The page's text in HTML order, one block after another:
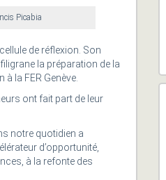
Picabia
de réflexion. Son
la préparation de la
la FER Genève.
ont fait part de leur
notre quotidien a
d’opportunité,
à la refonte des